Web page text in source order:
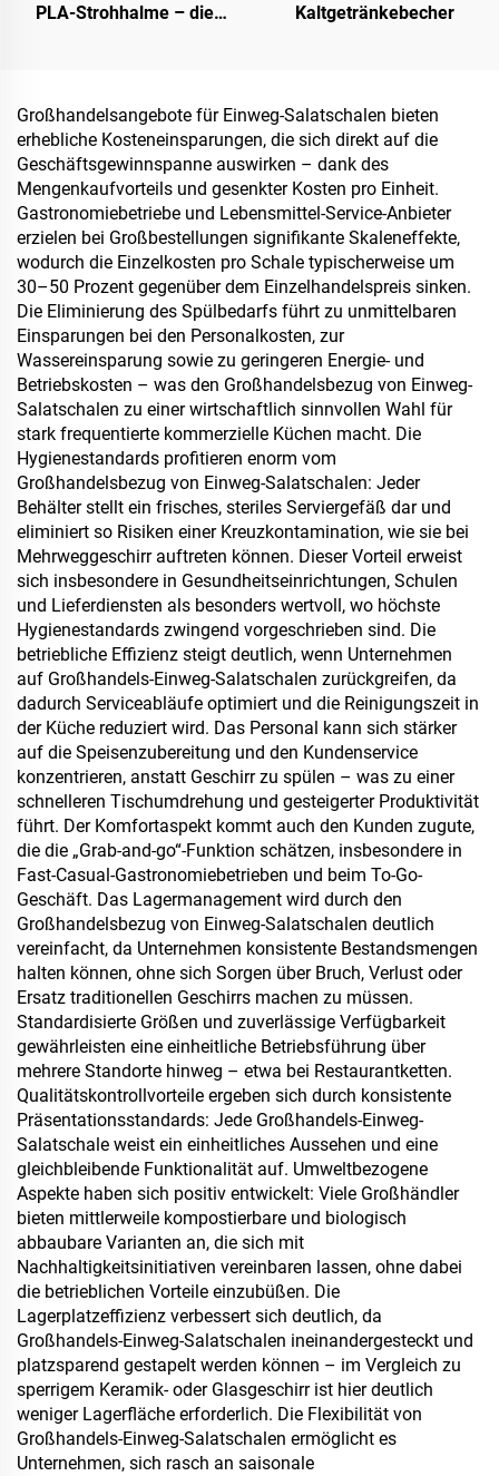
PLA-Strohhalme – die
Kaltgetränkebecher
Großhandelsangebote für Einweg-Salatschalen bieten
erhebliche Kosteneinsparungen, die sich direkt auf die
Geschäftsgewinnspanne auswirken – dank des
Mengenkaufvorteils und gesenkter Kosten pro Einheit.
Gastronomiebetriebe und Lebensmittel-Service-Anbieter
erzielen bei Großbestellungen signifikante Skaleneffekte,
wodurch die Einzelkosten pro Schale typischerweise um
30–50 Prozent gegenüber dem Einzelhandelspreis sinken.
Die Eliminierung des Spülbedarfs führt zu unmittelbaren
Einsparungen bei den Personalkosten, zur
Wassereinsparung sowie zu geringeren Energie- und
Betriebskosten – was den Großhandelsbezug von Einweg-
Salatschalen zu einer wirtschaftlich sinnvollen Wahl für
stark frequentierte kommerzielle Küchen macht. Die
Hygienestandards profitieren enorm vom
Großhandelsbezug von Einweg-Salatschalen: Jeder
Behälter stellt ein frisches, steriles Serviergefäß dar und
eliminiert so Risiken einer Kreuzkontamination, wie sie bei
Mehrweggeschirr auftreten können. Dieser Vorteil erweist
sich insbesondere in Gesundheitseinrichtungen, Schulen
und Lieferdiensten als besonders wertvoll, wo höchste
Hygienestandards zwingend vorgeschrieben sind. Die
betriebliche Effizienz steigt deutlich, wenn Unternehmen
auf Großhandels-Einweg-Salatschalen zurückgreifen, da
dadurch Serviceabläufe optimiert und die Reinigungszeit in
der Küche reduziert wird. Das Personal kann sich stärker
auf die Speisenzubereitung und den Kundenservice
konzentrieren, anstatt Geschirr zu spülen – was zu einer
schnelleren Tischumdrehung und gesteigerter Produktivität
führt. Der Komfortaspekt kommt auch den Kunden zugute,
die die „Grab-and-go“-Funktion schätzen, insbesondere in
Fast-Casual-Gastronomiebetrieben und beim To-Go-
Geschäft. Das Lagermanagement wird durch den
Großhandelsbezug von Einweg-Salatschalen deutlich
vereinfacht, da Unternehmen konsistente Bestandsmengen
halten können, ohne sich Sorgen über Bruch, Verlust oder
Ersatz traditionellen Geschirrs machen zu müssen.
Standardisierte Größen und zuverlässige Verfügbarkeit
gewährleisten eine einheitliche Betriebsführung über
mehrere Standorte hinweg – etwa bei Restaurantketten.
Qualitätskontrollvorteile ergeben sich durch konsistente
Präsentationsstandards: Jede Großhandels-Einweg-
Salatschale weist ein einheitliches Aussehen und eine
gleichbleibende Funktionalität auf. Umweltbezogene
Aspekte haben sich positiv entwickelt: Viele Großhändler
bieten mittlerweile kompostierbare und biologisch
abbaubare Varianten an, die sich mit
Nachhaltigkeitsinitiativen vereinbaren lassen, ohne dabei
die betrieblichen Vorteile einzubüßen. Die
Lagerplatzeffizienz verbessert sich deutlich, da
Großhandels-Einweg-Salatschalen ineinandergesteckt und
platzsparend gestapelt werden können – im Vergleich zu
sperrigem Keramik- oder Glasgeschirr ist hier deutlich
weniger Lagerfläche erforderlich. Die Flexibilität von
Großhandels-Einweg-Salatschalen ermöglicht es
Unternehmen, sich rasch an saisonale